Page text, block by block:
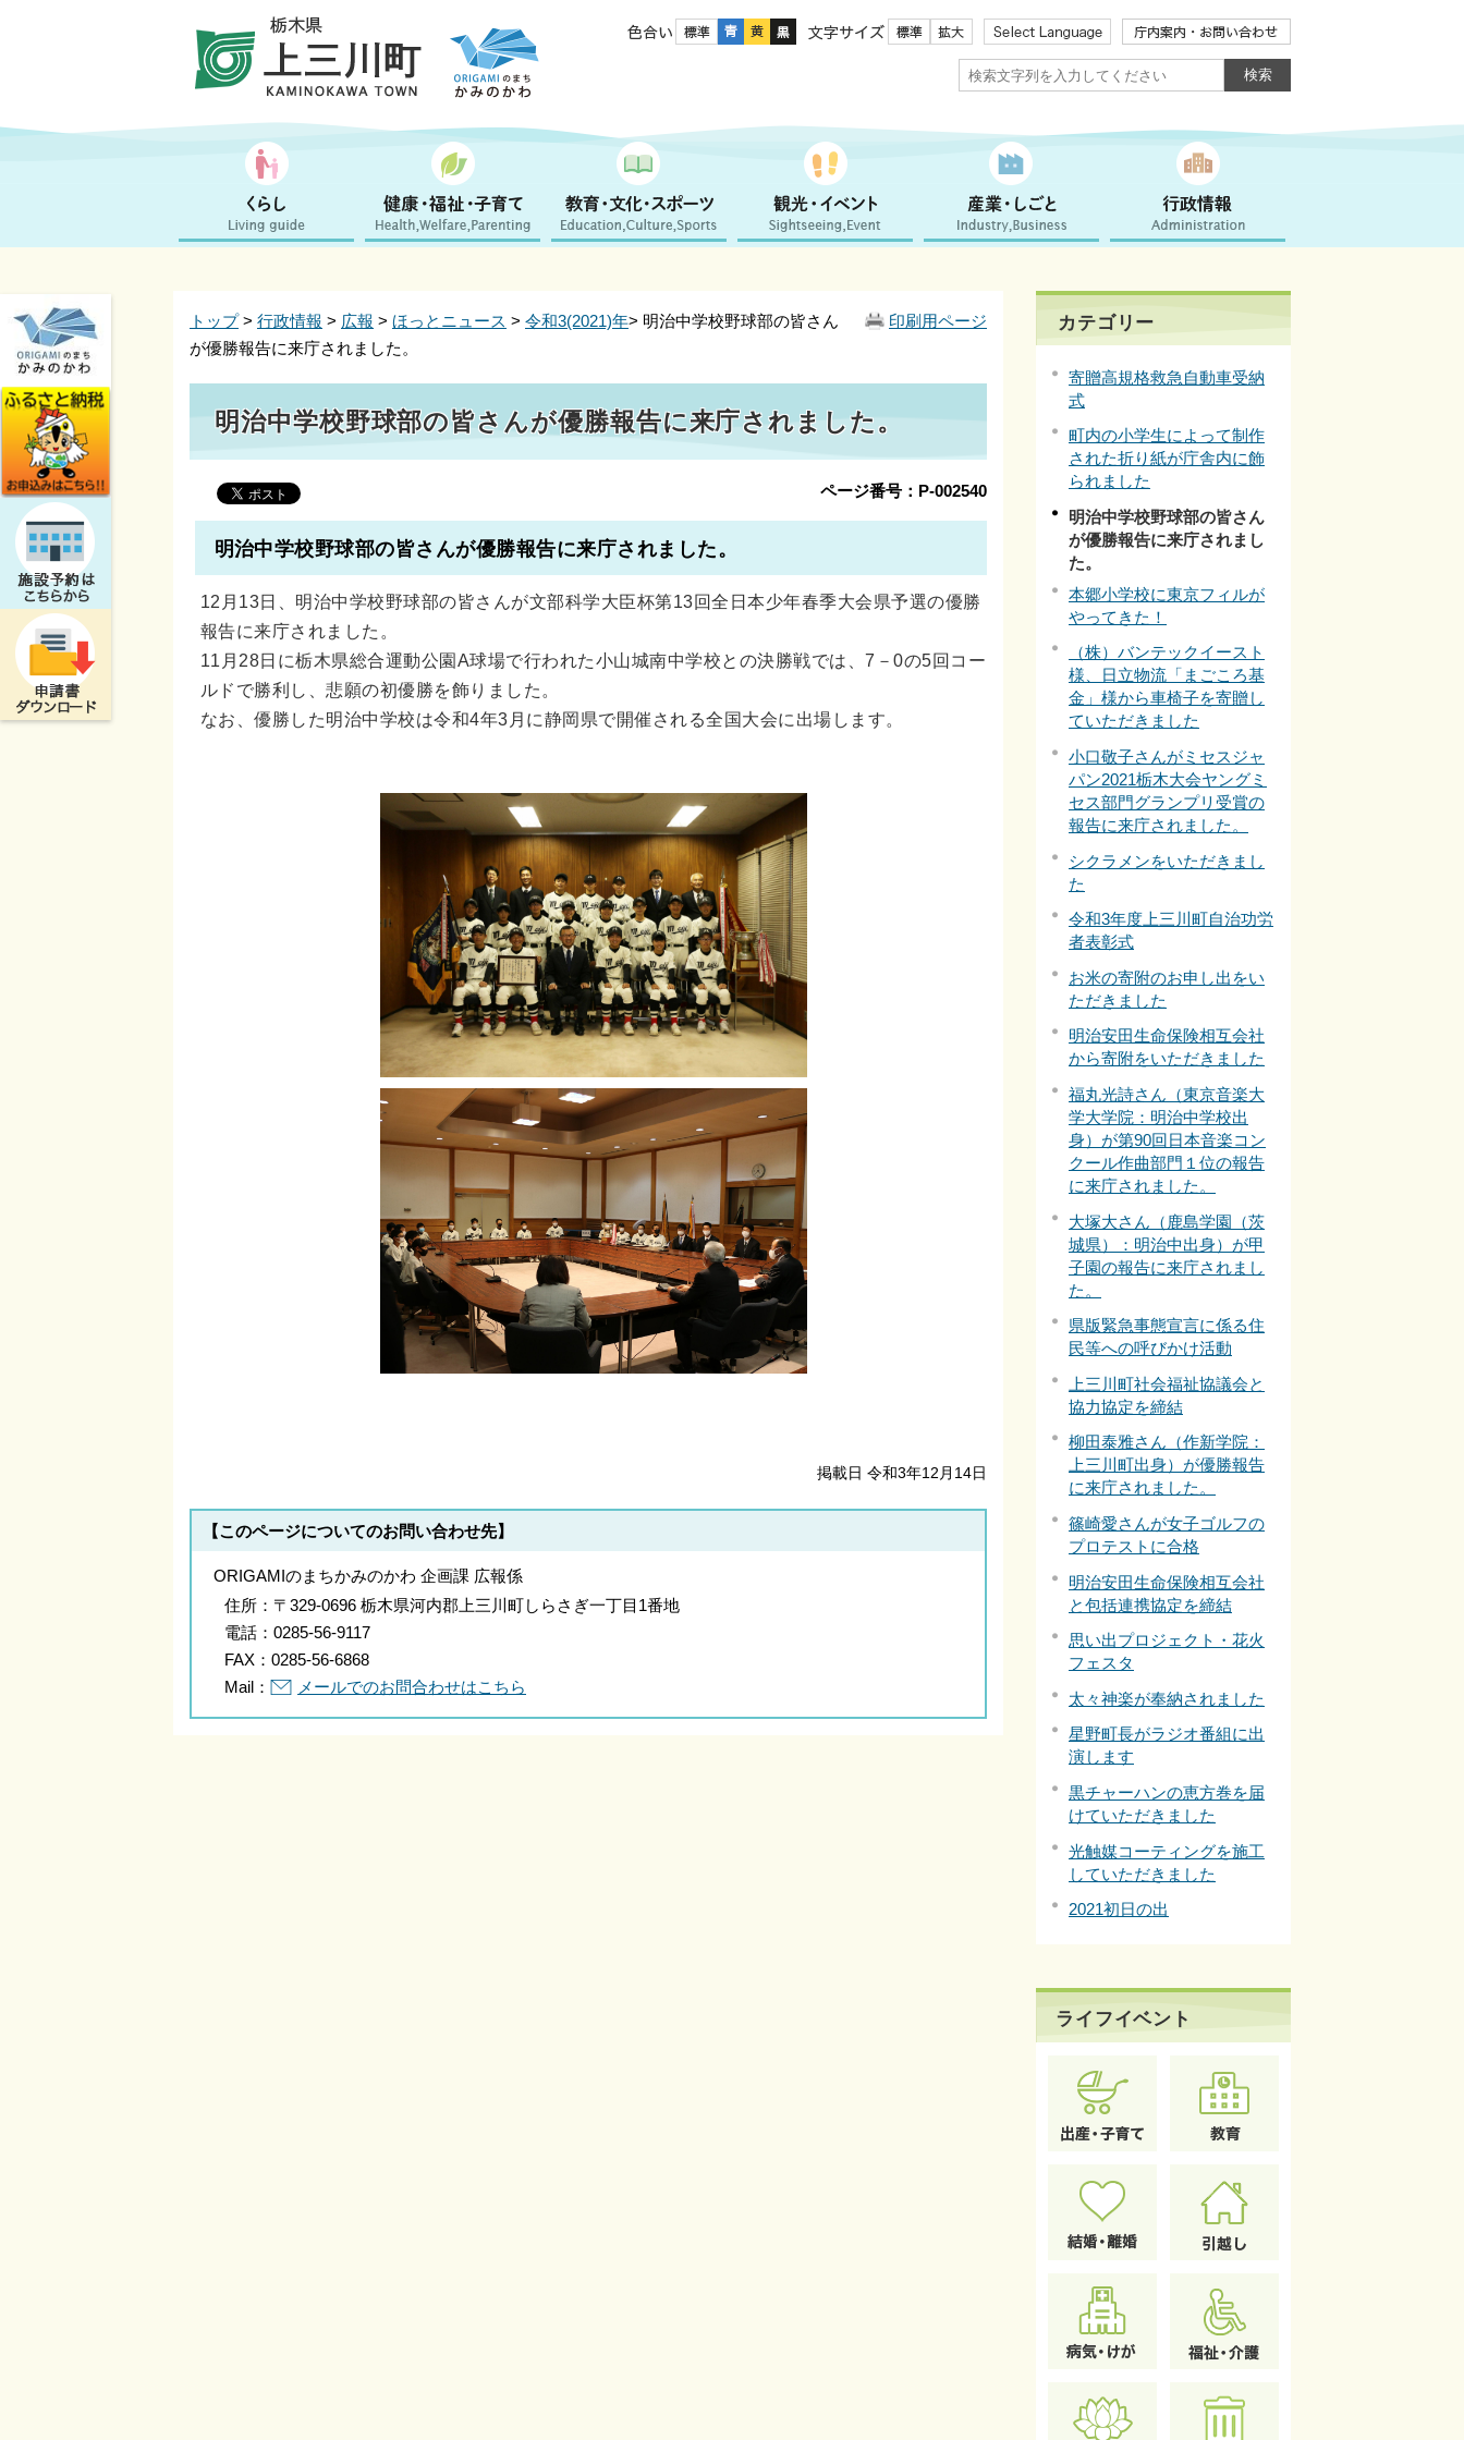
色合い 文字サイズ
印刷用ページ
トップ> 行政情報 > 広報 > ほっとニュース > 令和3(2021)年> 明治中学校野球部の皆さん
が優勝報告に来庁されました。
明治中学校野球部の皆さんが優勝報告に来庁されました。
ページ番号：P-002540
明治中学校野球部の皆さんが優勝報告に来庁されました。
12月13日、明治中学校野球部の皆さんが文部科学大臣杯第13回全日本少年春季大会県予選の優勝
報告に来庁されました。
11月28日に栃木県総合運動公園A球場で行われた小山城南中学校との決勝戦では、7－0の5回コー
ルドで勝利し、悲願の初優勝を飾りました。
なお、優勝した明治中学校は令和4年3月に静岡県で開催される全国大会に出場します。
掲載日 令和3年12月14日
【このページについてのお問い合わせ先】
ORIGAMIのまちかみのかわ 企画課 広報係
住所： 〒329-0696 栃木県河内郡上三川町しらさぎ一丁目1番地
電話： 0285-56-9117
FAX： 0285-56-6868
Mail：
メールでのお問合わせはこちら
カテゴリー
寄贈高規格救急自動車受納
式
町内の小学生によって制作
された折り紙が庁舎内に飾
られました
明治中学校野球部の皆さん
が優勝報告に来庁されまし
た。
本郷小学校に東京フィルが
やってきた！
（株）バンテックイースト
様、日立物流「まごころ基
金」様から車椅子を寄贈し
ていただきました
小口敬子さんがミセスジャ
パン2021栃木大会ヤングミ
セス部門グランプリ受賞の
報告に来庁されました。
シクラメンをいただきまし
た
令和3年度上三川町自治功労
者表彰式
お米の寄附のお申し出をい
ただきました
明治安田生命保険相互会社
から寄附をいただきました
福丸光詩さん（東京音楽大
学大学院：明治中学校出
身）が第90回日本音楽コン
クール作曲部門１位の報告
に来庁されました。
大塚大さん（鹿島学園（茨
城県）：明治中出身）が甲
子園の報告に来庁されまし
た。
県版緊急事態宣言に係る住
民等への呼びかけ活動
上三川町社会福祉協議会と
協力協定を締結
柳田泰雅さん（作新学院：
上三川町出身）が優勝報告
に来庁されました。
篠崎愛さんが女子ゴルフの
プロテストに合格
明治安田生命保険相互会社
と包括連携協定を締結
思い出プロジェクト・花火
フェスタ
太々神楽が奉納されました
星野町長がラジオ番組に出
演します
黒チャーハンの恵方巻を届
けていただきました
光触媒コーティングを施工
していただきました
2021初日の出
ライフイベント